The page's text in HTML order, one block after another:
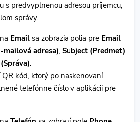
s predvyplnenou adresou príjemcu,
správy.
Email sa zobrazia polia pre Email
mailová adresa), Subject (Predmet)
.
QR kód, ktorý po naskenovaní
telefónne číslo v aplikácii pre